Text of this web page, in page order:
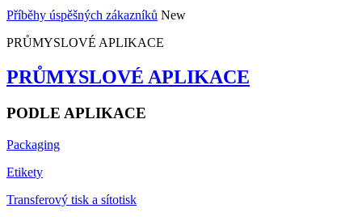
Příběhy úspěšných zákazníků New
PRŮMYSLOVÉ APLIKACE
PRŮMYSLOVÉ APLIKACE
PODLE APLIKACE
Packaging
Etikety
Transferový tisk a sítotisk